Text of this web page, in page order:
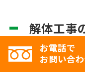
解体工事
法
解体
都合に合
お電話で
お問い合